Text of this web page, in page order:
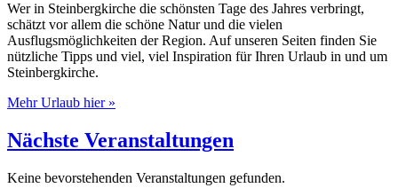
Wer in Steinbergkirche die schönsten Tage des Jahres verbringt,
schätzt vor allem die schöne Natur und die vielen
Ausflugsmöglichkeiten der Region. Auf unseren Seiten finden Sie
nützliche Tipps und viel, viel Inspiration für Ihren Urlaub in und um
Steinbergkirche.
Mehr Urlaub hier »
Nächste Veranstaltungen
Keine bevorstehenden Veranstaltungen gefunden.